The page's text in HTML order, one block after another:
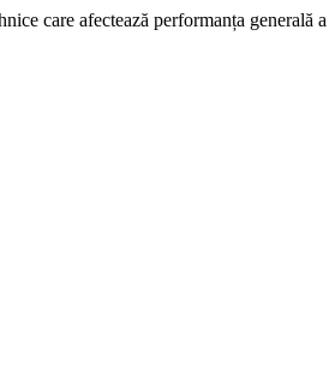
care afectează performanța